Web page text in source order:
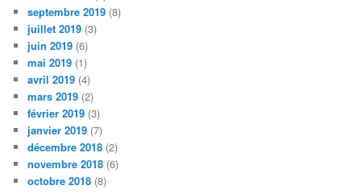
septembre 2019 (8)
juillet 2019 (3)
juin 2019 (6)
mai 2019 (1)
avril 2019 (4)
mars 2019 (2)
février 2019 (3)
janvier 2019 (7)
décembre 2018 (2)
novembre 2018 (6)
octobre 2018 (8)